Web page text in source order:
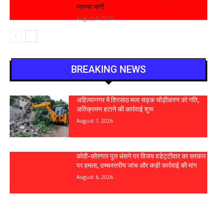
मागण्या मार्गी
August 6, 2026
BREAKING NEWS
अहिल्यानगर में शिरसाठ मला सड़क चौड़ीकरण को गति,
अतिक्रमण हटाने की कार्रवाई शुरू
August 7, 2026
कोठी-कोरणार पुल धंसने पर विजय वडेट्टीवार का सरकार
पर हमला, उच्चस्तरीय जांच और कड़ी कार्रवाई की मांग
August 6, 2026